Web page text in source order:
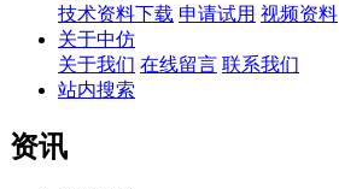
技术资料下载 申请试用 视频资料
关于中仿
关于我们 在线留言 联系我们
站内搜索
资讯